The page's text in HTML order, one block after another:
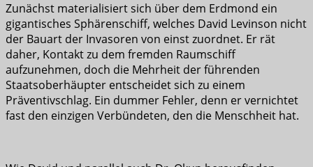
Zunächst materialisiert sich über dem Erdmond ein
gigantisches Sphärenschiff, welches David Levinson nicht
der Bauart der Invasoren von einst zuordnet. Er rät
daher, Kontakt zu dem fremden Raumschiff
aufzunehmen, doch die Mehrheit der führenden
Staatsoberhäupter entscheidet sich zu einem
Präventivschlag. Ein dummer Fehler, denn er vernichtet
fast den einzigen Verbündeten, den die Menschheit hat.